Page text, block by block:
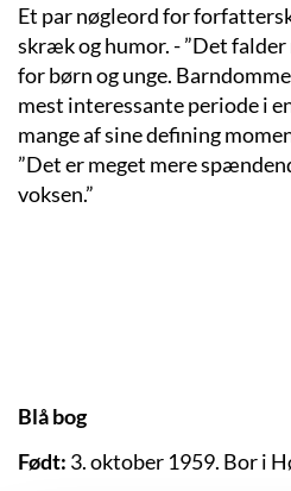
Et par nøgleord for
skræk og humor. - ”Det
for børn og unge.
mest interessante periode i
mange af sine defining
”Det er meget mere
voksen.”
Blå bog
Født: 3. oktober 1959. Bor i